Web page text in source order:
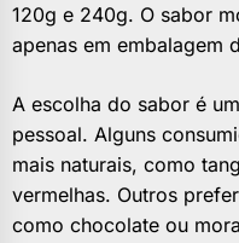
120g e 240g. O sabor
apenas em embalagem
A escolha do sabor é
pessoal. Alguns
mais naturais, como
vermelhas. Outros
como chocolate ou